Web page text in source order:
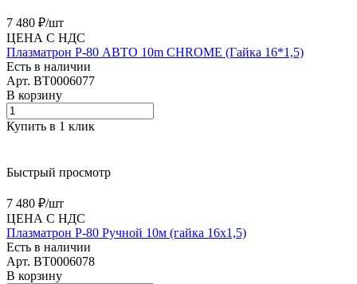
7 480 ₽/шт
ЦЕНА С НДС
Плазматрон Р-80 АВТО 10m CHROME (Гайка 16*1,5)
Есть в наличии
Арт. BT0006077
В корзину
Купить в 1 клик
Быстрый просмотр
7 480 ₽/шт
ЦЕНА С НДС
Плазматрон P-80 Ручной 10м (гайка 16х1,5)
Есть в наличии
Арт. BT0006078
В корзину